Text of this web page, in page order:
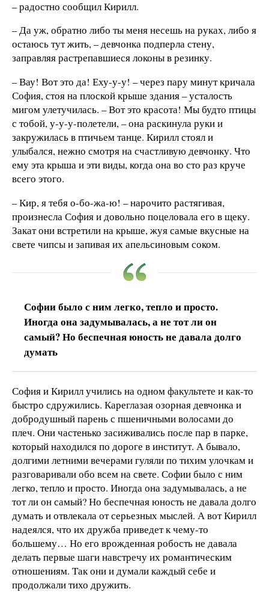
– радостно сообщил Кирилл.
– Да уж, обратно либо ты меня несешь на руках, либо я
остаюсь тут жить, – девчонка подперла стену,
заправляя растрепавшиеся локоны в резинку.
– Вау! Вот это да! Еху-у-у! – через пару минут кричала
София, стоя на плоской крыше здания – усталость
мигом улетучилась. – Вот это красота! Мы будто птицы
с тобой, у-у-у-полетели, – она раскинула руки и
закружилась в птичьем танце. Кирилл стоял и
улыбался, нежно смотря на счастливую девчонку. Что
ему эта крыша и эти виды, когда она во сто раз круче
всего этого.
– Кир, я тебя о-бо-жа-ю! – нарочито растягивая,
произнесла София и довольно поцеловала его в щеку.
Закат они встретили на крыше, жуя самые вкусные на
свете чипсы и запивая их апельсиновым соком.
Софии было с ним легко, тепло и просто.
Иногда она задумывалась, а не тот ли он
самый? Но беспечная юность не давала долго
думать
София и Кирилл учились на одном факультете и как-то
быстро сдружились. Кареглазая озорная девчонка и
добродушный парень с пшеничными волосами до
плеч. Они частенько засиживались после пар в парке,
который находился по дороге в институт. А бывало,
долгими летними вечерами гуляли по тихим улочкам и
разговаривали обо всем на свете. Софии было с ним
легко, тепло и просто. Иногда она задумывалась, а не
тот ли он самый? Но беспечная юность не давала долго
думать и отвлекала от серьезных мыслей. А вот Кирилл
надеялся, что их дружба приведет к чему-то
большему… Но его врожденная робость не давала
делать первые шаги навстречу их романтическим
отношениям. Так они и думали каждый себе и
продолжали тихо дружить.